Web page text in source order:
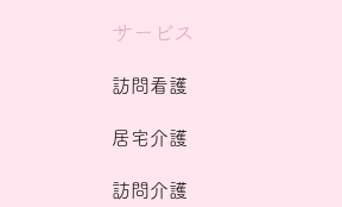
サービス
訪問看護
居宅介護
訪問介護